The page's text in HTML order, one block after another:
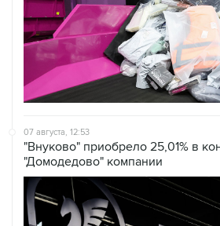
Janaf и MOL достигли соглашения
Адриатическому нефтепроводу